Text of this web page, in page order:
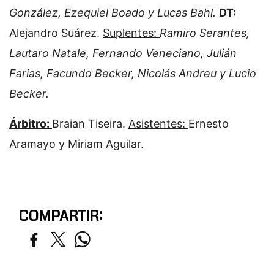
González, Ezequiel Boado y Lucas Bahl. DT:
Alejandro Suárez. Suplentes: Ramiro Serantes,
Lautaro Natale, Fernando Veneciano, Julián
Farias, Facundo Becker, Nicolás Andreu y Lucio
Becker.
Árbitro: Braian Tiseira. Asistentes: Ernesto
Aramayo y Miriam Aguilar.
COMPARTIR: